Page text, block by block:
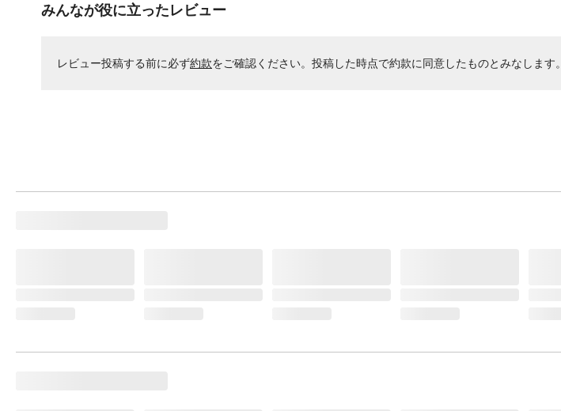
みんなが役に立ったレビュー
レビュー投稿する前に必ず約款をご確認ください。投稿した時点で約款に同意したものとみなします。